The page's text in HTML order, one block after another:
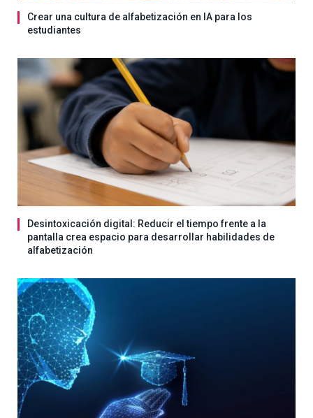
Crear una cultura de alfabetización en IA para los
estudiantes
Desintoxicación digital: Reducir el tiempo frente a la
pantalla crea espacio para desarrollar habilidades de
alfabetización